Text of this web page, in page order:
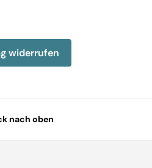
widerrufen
nach oben